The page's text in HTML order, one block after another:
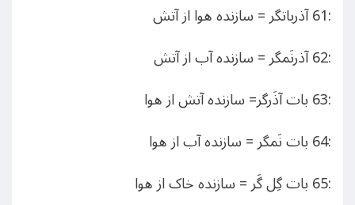
:61 آذرباتگر = سازنده هوا از آتش
:62 آذرنَمگر = سازنده آب از آتش
:63 بات آذَرگر= سازنده آتش از هوا
:64 بات نَمگر = سازنده آب از هوا
:65 بات گِل گَر = سازنده خاک از هوا